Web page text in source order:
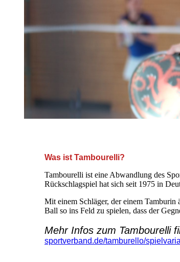
Was ist Tambourelli?
Tambourelli ist eine Abwandlung des
Rückschlagspiel hat sich seit 1975 in
Mit einem Schläger, der einem Tamburin
Ball so ins Feld zu spielen, dass der
Mehr Infos zum Tambourelli
sportverband.de/tamburello/